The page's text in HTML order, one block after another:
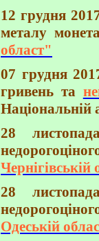
12 грудня
металу
област"
07 грудня
гривень та
Національній
28
Чернігівській
28
Одеській